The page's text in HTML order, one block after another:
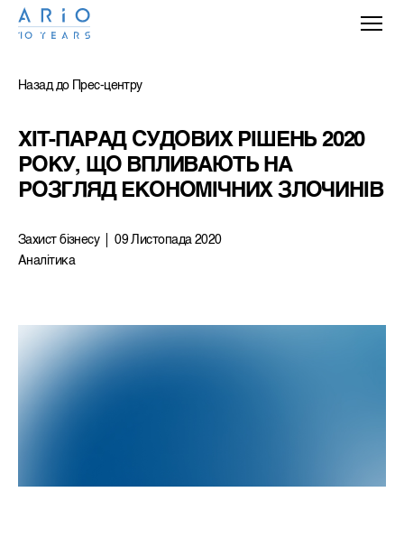
Назад до Прес-центру
ХІТ-ПАРАД СУДОВИХ РІШЕНЬ 2020
РОКУ, ЩО ВПЛИВАЮТЬ НА
РОЗГЛЯД ЕКОНОМІЧНИХ ЗЛОЧИНІВ
Аналітика
Захист бізнесу 09 Листопада 2020